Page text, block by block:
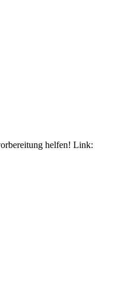
helfen! Link: